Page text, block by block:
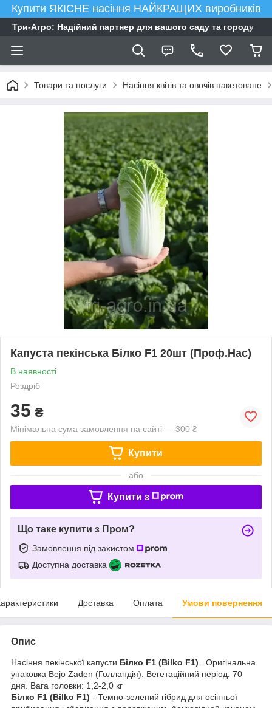
Купити ЯКІСНЕ насіння НАЙКРАЩИХ виробників
Три-Агро: Надійний партнер для вашого саду та городу
Товари та послуги Насіння квітів та овочів пакетоване
Капуста пекінська Білко F1 20шт (Проф.Нас)
В наявності
Роздріб
35 ₴
Мінімальна сума замовлення на сайті — 300 ₴
Купити
або
Купити з
Що таке купити з Пром?
Замовлення під захистом
Доступна доставка
Доставка Оплата Умови повернення
Опис
Насіння пекінської капусти Білко F1 (Bilko F1) . Оригінальна
упаковка Bejo Zaden (Голландія). Вегетаційний період: 70
дня. Вага головки: 1,2-2,0 кг
Білко F1 (Bilko F1) - Темно-зелений гібрид для осінньої